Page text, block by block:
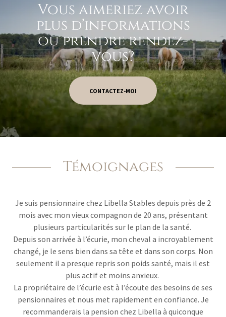
Vous aimeriez avoir
plus d’informations
ou prendre rendez-
vous?
CONTACTEZ-MOI
Témoignages
Je suis pensionnaire chez Libella Stables depuis près de 2
mois avec mon vieux compagnon de 20 ans, présentant
plusieurs particularités sur le plan de la santé.
Depuis son arrivée à l’écurie, mon cheval a incroyablement
changé, je le sens bien dans sa tête et dans son corps. Non
seulement il a presque repris son poids santé, mais il est
plus actif et moins anxieux.
La propriétaire de l’écurie est à l’écoute des besoins de ses
pensionnaires et nous met rapidement en confiance. Je
recommanderais la pension chez Libella à quiconque